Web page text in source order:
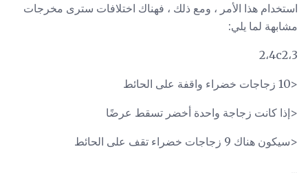
استخدام هذا الأمر ، ومع ذلك ، فهناك اختلافات سترى مخرجات
مشابهة لما يلي:
2،4c2،3
<10 زجاجات خضراء واقفة على الحائط
<إذا ﻛﺎﻧﺖ زﺟﺎﺟﺔ واﺣﺪة أﺧﻀﺮ ﺗﺴﻘﻂ ﻋﺮﺿًﺎ
<سيكون هناك 9 زجاجات خضراء تقف على الحائط
...